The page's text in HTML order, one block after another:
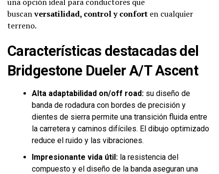
buscanversatilidad, control y confort en cualquier
terreno.
Características destacadas del
Bridgestone Dueler A/T Ascent
Alta adaptabilidad on/off road: su diseño de
banda de rodadura con bordes de precisión y
dientes de sierra permite una transición fluida entre
la carretera y caminos difíciles. El dibujo optimizado
reduce el ruido y las vibraciones.
Impresionante vida útil: la resistencia del
compuesto y el diseño de la banda aseguran una